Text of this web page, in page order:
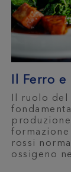
Il Ferro
Il ruolo
rossi
ossigeno